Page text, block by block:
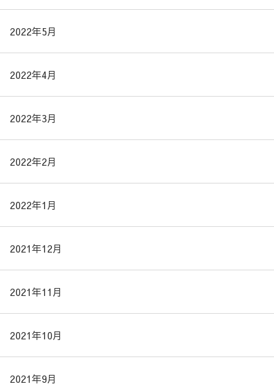
2022年5月
2022年4月
2022年3月
2022年2月
2022年1月
2021年12月
2021年11月
2021年10月
2021年9月